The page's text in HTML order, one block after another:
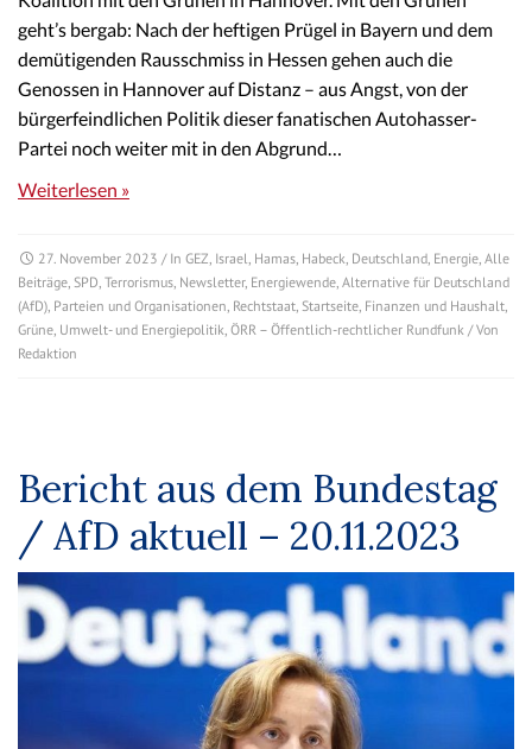
geht’s bergab: Nach der heftigen Prügel in Bayern und dem
demütigenden Rausschmiss in Hessen gehen auch die
Genossen in Hannover auf Distanz – aus Angst, von der
bürgerfeindlichen Politik dieser fanatischen Autohasser-
Partei noch weiter mit in den Abgrund…
Weiterlesen »
27. November 2023 / In GEZ, Israel, Hamas, Habeck, Deutschland, Energie, Alle
Beiträge, SPD, Terrorismus, Newsletter, Energiewende, Alternative für Deutschland
(AfD), Parteien und Organisationen, Rechtstaat, Startseite, Finanzen und Haushalt,
Grüne, Umwelt- und Energiepolitik, ÖRR – Öffentlich-rechtlicher Rundfunk / Von
Redaktion
Bericht aus dem Bundestag
/ AfD aktuell – 20.11.2023